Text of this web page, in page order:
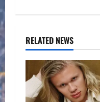
v
i
g
RELATED NEWS